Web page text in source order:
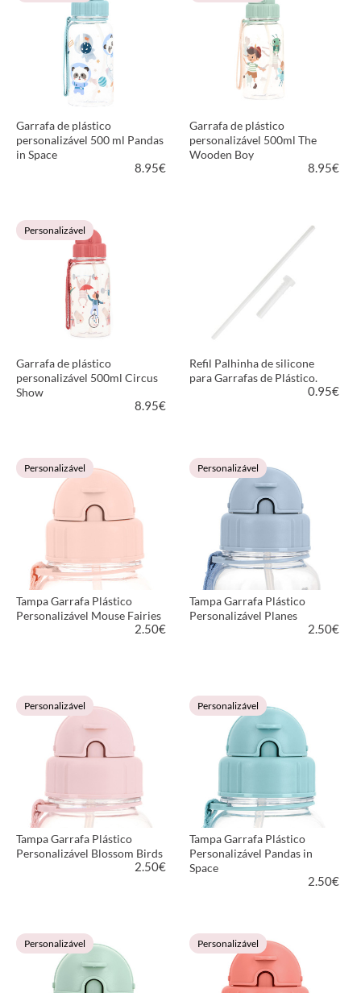
Garrafa de plástico
personalizável 500 ml Pandas
in Space
8.95€
VER PRODUTO
Garrafa de plástico
personalizável 500ml The
Wooden Boy
8.95€
Personalizável
Garrafa de plástico
personalizável 500ml Circus
Show
8.95€
VER PRODUTO
Refil Palhinha de silicone
para Garrafas de Plástico.
0.95€
VER PRODUTO
Personalizável
Tampa Garrafa Plástico
Personalizável Mouse Fairies
2.50€
VER PRODUTO
Personalizável
Tampa Garrafa Plástico
Personalizável Planes
2.50€
VER PRODUTO
Personalizável
Tampa Garrafa Plástico
Personalizável Blossom Birds
2.50€
VER PRODUTO
Personalizável
Tampa Garrafa Plástico
Personalizável Pandas in
Space
2.50€
VER PRODUTO
Personalizável Personalizável